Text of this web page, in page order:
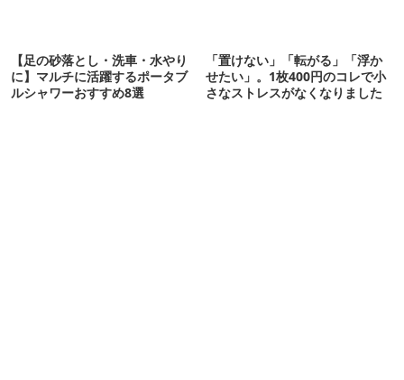
【足の砂落とし・洗車・水やり
に】マルチに活躍するポータブ
ルシャワーおすすめ8選
「置けない」「転がる」「浮か
せたい」。1枚400円のコレで小
さなストレスがなくなりました